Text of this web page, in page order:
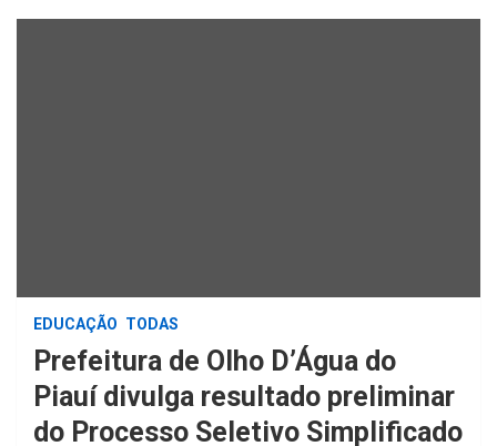
EDUCAÇÃO TODAS
Prefeitura de Olho D’Água do
Piauí divulga resultado preliminar
do Processo Seletivo Simplificado